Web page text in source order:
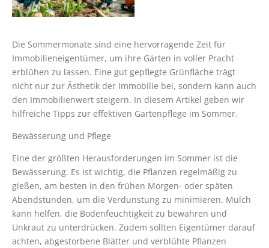
Die Sommermonate sind eine hervorragende Zeit für
Immobilieneigentümer, um ihre Gärten in voller Pracht
erblühen zu lassen. Eine gut gepflegte Grünfläche trägt
nicht nur zur Ästhetik der Immobilie bei, sondern kann auch
den Immobilienwert steigern. In diesem Artikel geben wir
hilfreiche Tipps zur effektiven Gartenpflege im Sommer.
Bewässerung und Pflege
Eine der größten Herausforderungen im Sommer ist die
Bewässerung. Es ist wichtig, die Pflanzen regelmäßig zu
gießen, am besten in den frühen Morgen- oder späten
Abendstunden, um die Verdunstung zu minimieren. Mulch
kann helfen, die Bodenfeuchtigkeit zu bewahren und
Unkraut zu unterdrücken. Zudem sollten Eigentümer darauf
achten, abgestorbene Blätter und verblühte Pflanzen